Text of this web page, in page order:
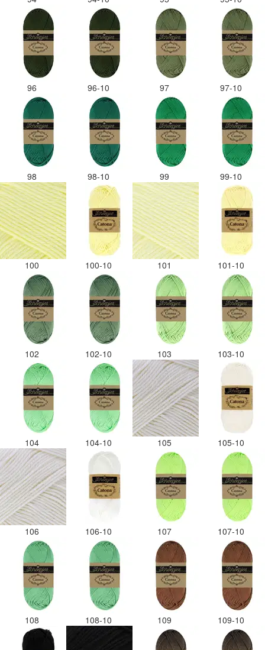
96 96-10 97 97-10
98 98-10 99 99-10
100 100-10 101 101-10
102 102-10 103 103-10
104 104-10 105 105-10
106 106-10 107 107-10
108 108-10 109 109-10